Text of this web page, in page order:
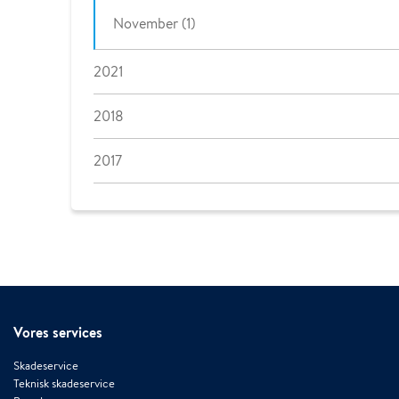
November (1)
2021
2018
2017
Vores services
Skadeservice
Teknisk skadeservice